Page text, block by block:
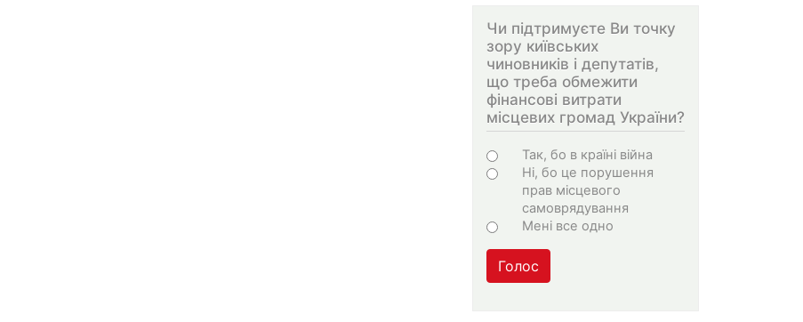
Чи підтримуєте Ви точку
зору київських
чиновників і депутатів,
що треба обмежити
фінансові витрати
місцевих громад України?
Варіанти
Так, бо в країні війна
Ні, бо це порушення
прав місцевого
самоврядування
Мені все одно
Голос